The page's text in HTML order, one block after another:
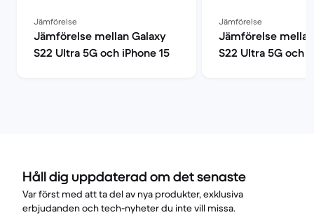
Jämförelse
Jämförelse mellan Galaxy
S22 Ultra 5G och iPhone 15
Jämförelse
Jämförelse
S22 Ultra 5G och
Håll dig uppdaterad om det senaste
Var först med att ta del av nya produkter, exklusiva
erbjudanden och tech-nyheter du inte vill missa.